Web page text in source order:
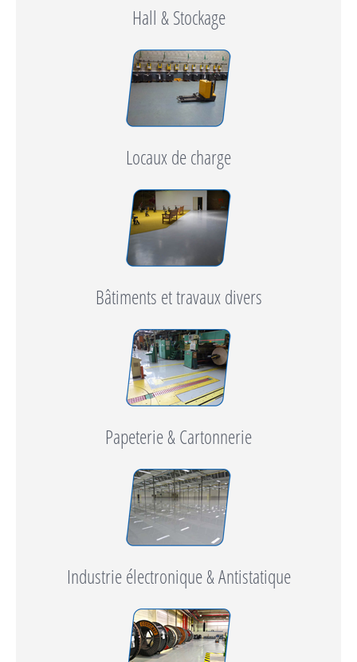
Hall & Stockage
Locaux de charge
Bâtiments et travaux divers
Papeterie & Cartonnerie
Industrie électronique & Antistatique